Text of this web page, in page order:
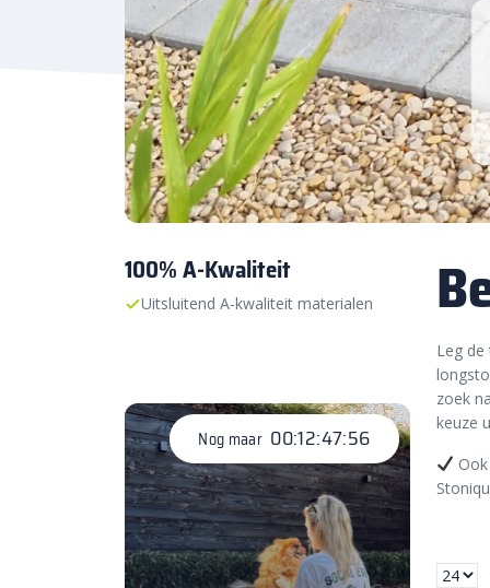
100% A-Kwaliteit
Uitsluitend A-kwaliteit materialen
Nog maar 00:12:47:54
Leg
zoek
keuze